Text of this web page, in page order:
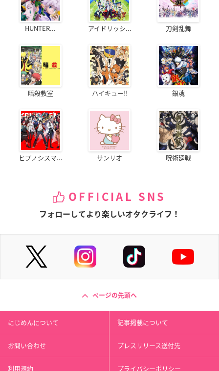
HUNTER... アイドリッシ... 刀剣乱舞
暗殺教室 ハイキュー!! 銀魂
ヒプノシスマ... サンリオ 呪術廻戦
OFFICIAL SNS
フォローしてより楽しいオタクライフ！
ページの先頭へ
にじめんについて 記事掲載について
お問い合わせ プレスリリース送付先
利用規約 プライバシーポリシー